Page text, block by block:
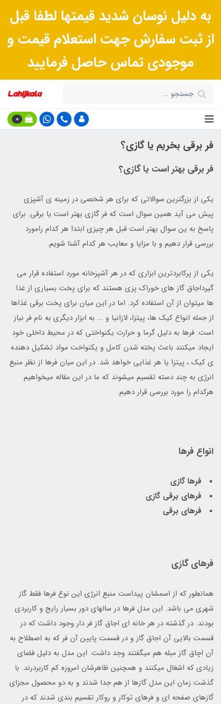
به دلیل نوسان شدید قیمتها لطفا قبل
از ثبت سفارش جهت استعلام قیمت و
موجودی تماس حاصل فرمایید
0
فر برقی بخریم یا گازی؟
فر برقی بهتر است یا گازی؟
یکی از بزرگترین سوالاتی که برای هر شخصی در زمینه ی آشپزی
پیش می آید همین سوال است که فر گازی بهتر است یا برقی. برای
پاسخ به ین سوال بهتر است قبل هر چیزی ابتدا هر کدام رامورد
بررسی قرار دهیم و با مزایا و معایب هر کدام آشنا شویم.
یکی از پرکابردترین ابزاری که در هر آشپزخانه مورد استفاده قرار می
گیرداجاق گاز های خوراک پزی هستند که برای پخت بسیاری از غذا
ها میتوان از آن استفاده کرد. اما در این میان برای پخت برقی غذاها
از جمله انواع کیک ها، پیتزا، لازانیا و ... به ابزار دیگری به نام فر نیاز
است. فرها به دلیل گرما و حرارت یکنواختی که در محیط داخلی خود
ایجاد میکنند باعث پخته شدن کامل و یکنواخت مواد تشکیل دهنده
ی کیک ، پیتزا یا هر غذایی خواهد شد. در این میان فرها از نظر منبع
انرژی به چند دسته تقسیم میشوند که ما در این مقاله میخواهیم
هرکدام را مورد بررسی قرار دهیم.
انواع فرها
فرها گازی
فرهای برقی گازی
فرهای برقی
فرهای گازی
همانطور که از اسمشان پیداست منبع انرژی این نوع فرها فقط گاز
شهری می باشد. این مدل فرها در سالهای دور بسیار رایج و کاربردی
بودند. در گذشته در هر خانه ای اجاق گاز فر دار وجود داشت که در
قسمت بالایی آن اجاق گاز و در قسمت پایین آن فر که به اصطلاح به
آن اچاق گاز مبله هم میگفتند وجد داشت. این مدل به دلیل فضای
زیادی که اشغال میکنند و همچنین ظاهرشان امروزه کم کاربردرند. با
گذشت زمان این مدل گازها از هم جدا شدند و به دو محصول مجزای
گازهای صفحه ای و فرهای توکار و روکار تقسیم بندی شدند که در